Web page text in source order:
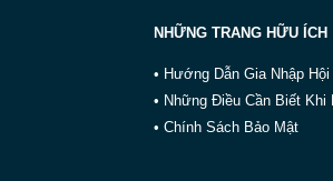
NHỮNG TRANG HỮU ÍCH
• Hướng Dẫn Gia Nhập
• Những Điều Cần Biết Khi
• Chính Sách Bảo Mật